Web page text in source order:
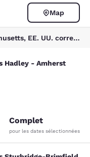
Map
6 hôtels près de Sturbridge, Massachusetts, EE. UU. correspondent à vos filtres
-
Hadley - Amherst
commentaires
Complet
pour les dates sélectionnées